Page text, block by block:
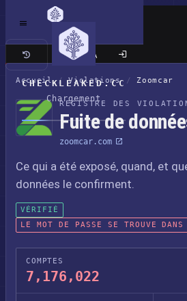
CHECKLEAKED.CC
Chargement
Site classique
Accueil / Violations / Zoomcar
REGISTRE DES
Fuite de
zoomcar.com
Ce qui a été exposé, quand, et
données le confirment.
VÉRIFIÉ
LE MOT DE PASSE SE TROUVE DANS
COMPTES
7,176,022